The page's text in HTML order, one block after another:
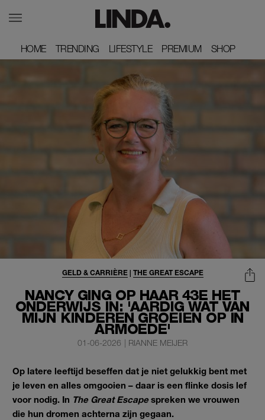
HOME
HOME TRENDING
TRENDING LIFESTYLE
LIFESTYLE PREMIUM
PREMIUM SHOP
SHOP
NANCY GING OP HAAR 43E HET
ONDERWIJS IN: 'AARDIG WAT VAN
MIJN KINDEREN GROEIEN OP IN
ARMOEDE'
GELD & CARRIÈRE| THE GREAT ESCAPE
01-06-2026 | RIANNE MEIJER
Op latere leeftijd beseffen dat je niet gelukkig bent met
je leven en alles omgooien – daar is een flinke dosis lef
voor nodig. In The Great Escapespreken we vrouwen
die hun dromen achterna zijn gegaan.